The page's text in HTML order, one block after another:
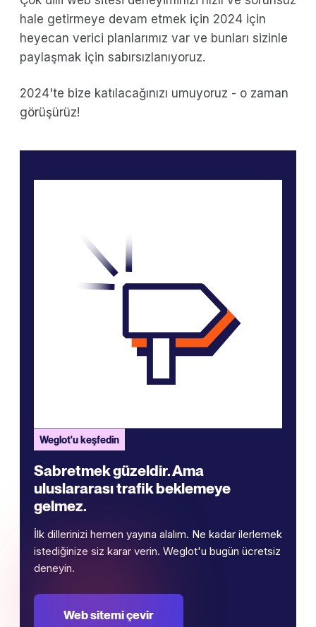
hale getirmeye devam etmek için 2024 için
heyecan verici planlarımız var ve bunları sizinle
paylaşmak için sabırsızlanıyoruz.
2024'te bize katılacağınızı umuyoruz - o zaman
görüşürüz!
Weglot'u keşfedin
Sabretmek güzeldir. Ama
uluslararası trafik beklemeye
gelmez.
İlk dillerinizi hemen yayına alalım. Ne kadar ilerlemek
istediğinize siz karar verin. Weglot'u bugün ücretsiz
deneyin.
Web sitemi çevir